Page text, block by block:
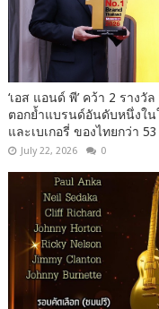
‘เอส แอนด์ พี’ คว้า 2 รางวั
ตอกย้ำแบรนด์อันดับหนึ่งใ
และเบเกอรี่ ของไทยกว่า
July 22, 2026 0